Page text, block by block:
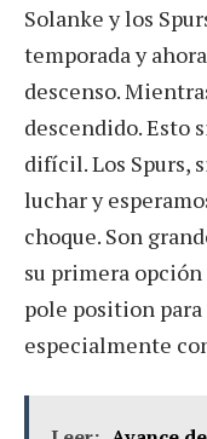
Solanke y los
temporada y
descenso.
descendido. Esto
difícil. Los Spurs,
luchar y
choque. Son
su primera
pole position
especialmente